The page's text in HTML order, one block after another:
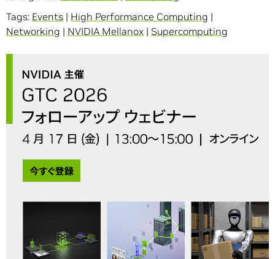
Tags: Events | High Performance Computing |
Networking | NVIDIA Mellanox | Supercomputing